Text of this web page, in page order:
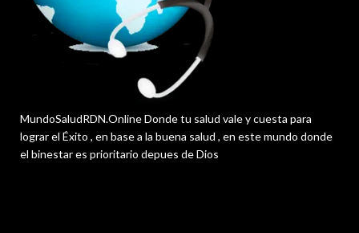
MundoSaludRDN.Online Donde tu salud vale y cuesta para
lograr el Éxito , en base a la buena salud , en este mundo donde
el binestar es prioritario depues de Dios